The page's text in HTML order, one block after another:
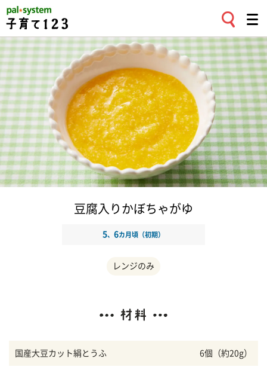
豆腐入りかぼちゃがゆ
5、 6カ月頃（初期）
レンジのみ
国産大豆カット絹とうふ 6個（約20g）